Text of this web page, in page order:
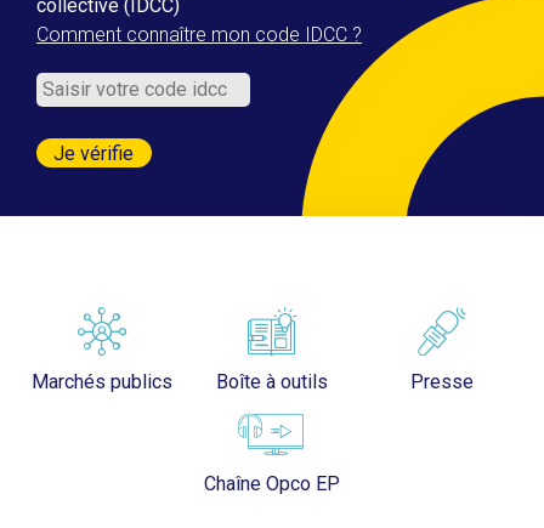
collective (IDCC)
Comment connaître mon code IDCC ?
Marchés publics Boîte à outils Presse
Chaîne Opco EP